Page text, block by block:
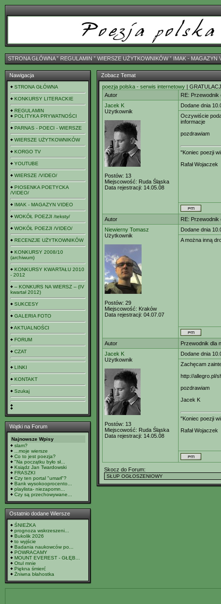
STRONA GŁÓWNAˇ REGULAMIN ˇ WIERSZE UŻYTKOWNIKÓWˇ IMAK - MAGAZYN
Nawigacja
STRONA GŁÓWNA
KONKURSY LITERACKIE
REGULAMIN
POLITYKA PRYWATNOŚCI
PARNAS - POECI - WIERSZE
WIERSZE UŻYTKOWNIKÓW
KORGO TV
YOUTUBE
WIERSZE /VIDEO/
PIOSENKA POETYCKA
/VIDEO/
IMAK - MAGAZYN VIDEO
WOKÓŁ POEZJI /teksty/
WOKÓŁ POEZJI /VIDEO/
RECENZJE UŻYTKOWNIKÓW
KONKURSY 2008/10
(archiwum)
KONKURSY KWARTAŁU 2010
- 2012
-- KONKURS NA WIERSZ -- (IV
kwartał 2012)
SUKCESY
GALERIA FOTO
AKTUALNOŚCI
FORUM
CZAT
LINKI
KONTAKT
Szukaj
Wątki na Forum
Najnowsze Wpisy
slam?
...moje wiersze
Co to jest poezja?
"Na początku było sł...
Ksiądz Jan Twardowski
FRASZKI
Czy ten portal "umarł"?
Bank wysokooprocento...
playlista- niezapomn...
Czy są przechowywane...
Ostatnio dodane Wiersze
ŚNIEŻKA
prognoza wskrzeszeni...
Bukolik 2026
to wyjście
Badania naukowców po...
POWRACAMY
MOUNT EVEREST - GŁĘB...
Otul mnie
Piękna śmierć
Żniwna błahostka
Zobacz Temat
poezja polska - serwis internetowy |
Autor
RE:
Jacek K
Użytkownik
Postów: 13
Miejscowość: Ruda Śląska
Data rejestracji: 14.05.08
Dodane dnia
Oczywiście
informacje
pozdrawiam
"Koniec poezji
Rafał Wojaczek
Autor
RE:
Niewierny Tomasz
Użytkownik
Postów: 29
Miejscowość: Kraków
Data rejestracji: 04.07.07
Dodane dnia
A można inną
Autor
Przewodnik dla
Jacek K
Użytkownik
Postów: 13
Miejscowość: Ruda Śląska
Data rejestracji: 14.05.08
Dodane dnia
Zachęcam
http://allegro.pl/
pozdrawiam
Jacek K
"Koniec poezji
Rafał Wojaczek
Skocz do Forum: